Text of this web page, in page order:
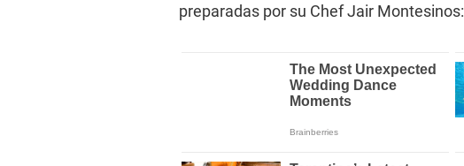
preparadas por su Chef Jair Montesinos: